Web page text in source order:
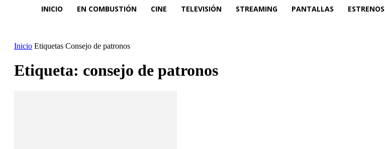
INICIO EN COMBUSTIÓN CINE TELEVISIÓN STREAMING PANTALLAS ESTRENOS
Inicio Etiquetas Consejo de patronos
Etiqueta: consejo de patronos